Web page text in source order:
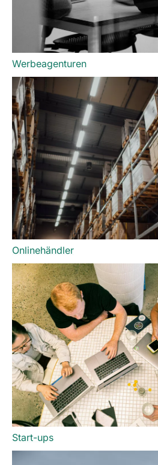
Werbeagenturen
Onlinehändler
Start-ups